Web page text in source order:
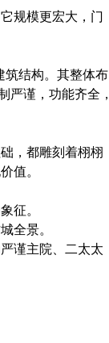
规模更宏大，门
筑结构。其整体布
严谨，功能齐全，
，都雕刻着栩栩
值。
征。
全景。
谨主院、二太太